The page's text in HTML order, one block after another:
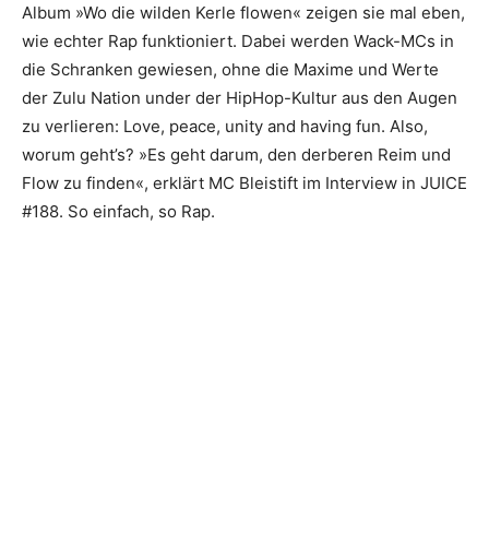
Album »Wo die wilden Kerle flowen« zeigen sie mal eben,
wie echter Rap funktioniert. Dabei werden Wack-MCs in
die Schranken gewiesen, ohne die Maxime und Werte
der Zulu Nation under der HipHop-Kultur aus den Augen
zu verlieren: Love, peace, unity and having fun. Also,
worum geht’s? »Es geht darum, den derberen Reim und
Flow zu finden«, erklärt MC Bleistift im Interview in JUICE
#188. So einfach, so Rap.